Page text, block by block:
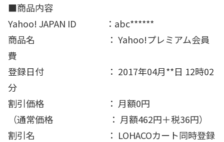
■商品内容
Yahoo! JAPAN ID ：abc******
商品名 ： Yahoo!プレミアム会員
費
登録日付 ： 2017年04月**日 12時02
分
割引価格 ： 月額0円
（通常価格 ： 月額462円＋税36円）
割引名 ： LOHACOカート同時登録